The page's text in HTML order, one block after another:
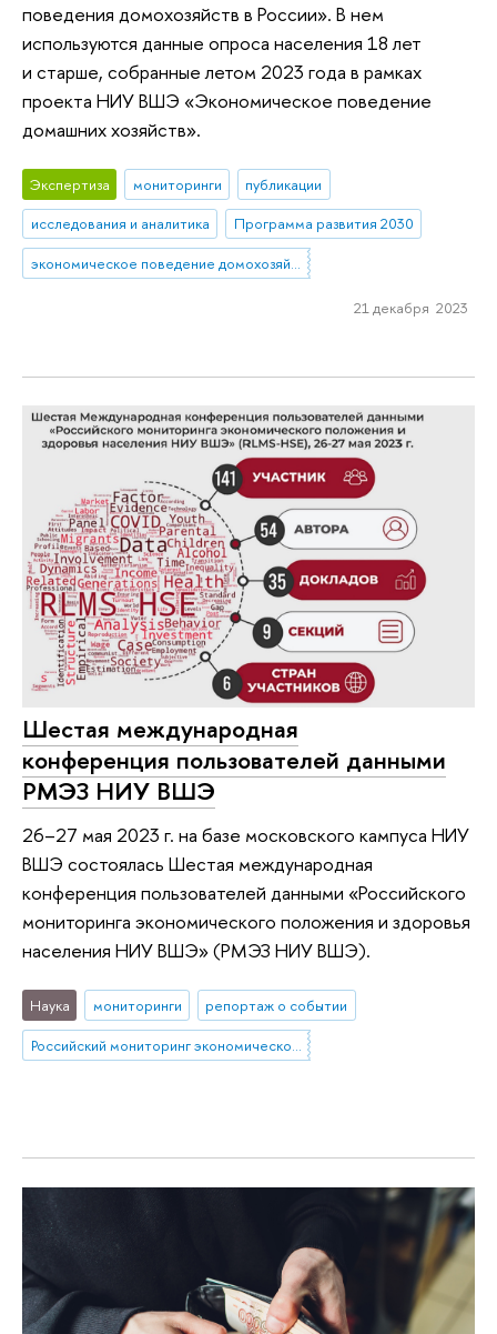
поведения домохозяйств в России». В нем
используются данные опроса населения 18 лет
и старше, собранные летом 2023 года в рамках
проекта НИУ ВШЭ «Экономическое поведение
домашних хозяйств».
Экспертиза мониторинги
публикации
исследования и аналитика
Программа развития 2030
экономическое поведение домохозяйств
21 декабря 2023
Шестая международная
конференция пользователей данными
РМЭЗ НИУ ВШЭ
26–27 мая 2023 г. на базе московского кампуса НИУ
ВШЭ состоялась Шестая международная
конференция пользователей данными «Российского
мониторинга экономического положения и здоровья
населения НИУ ВШЭ» (РМЭЗ НИУ ВШЭ).
Наука мониторинги
репортаж о событии